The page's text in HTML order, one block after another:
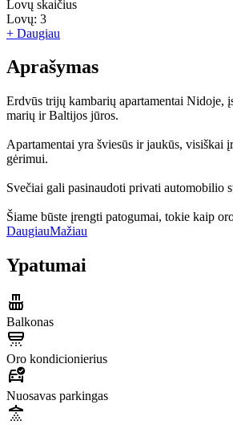
Lovų skaičius
Lovų: 3
+ Daugiau
Aprašymas
Erdvūs trijų kambarių apartamentai Nidoje,
marių ir Baltijos jūros.
Apartamentai yra šviesūs ir jaukūs, visiškai
gėrimui.
Svečiai gali pasinaudoti privati ​​automobilio
Šiame būste įrengti patogumai, tokie kaip
DaugiauMažiau
Ypatumai
Balkonas
Oro kondicionierius
Nuosavas parkingas